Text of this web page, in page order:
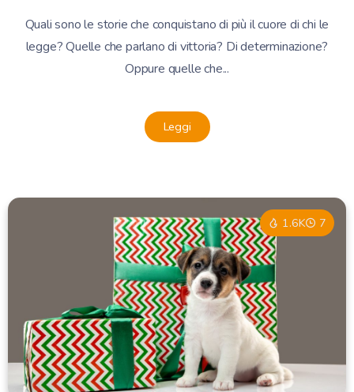
Quali sono le storie che conquistano di più il cuore di chi le
legge? Quelle che parlano di vittoria? Di determinazione?
Oppure quelle che...
Leggi
1.6K 7